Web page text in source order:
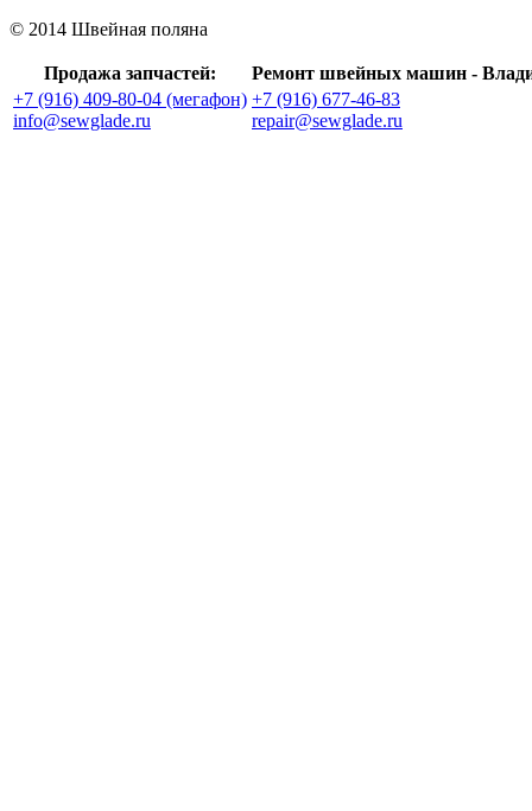
© 2014 Швейная поляна
Продажа запчастей:
Ремонт швейных машин -
+7 (916) 409-80-04 (мегафон)
info@sewglade.ru
+7 (916) 677-46-83
repair@sewglade.ru